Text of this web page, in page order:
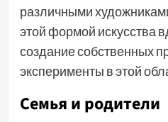
различными
этой формой искусства
создание собственных
эксперименты в этой
Семья и родители